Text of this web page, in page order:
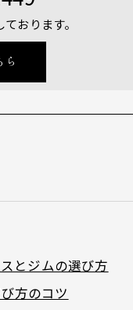
おります。
ら
とジムの選び方
方のコツ